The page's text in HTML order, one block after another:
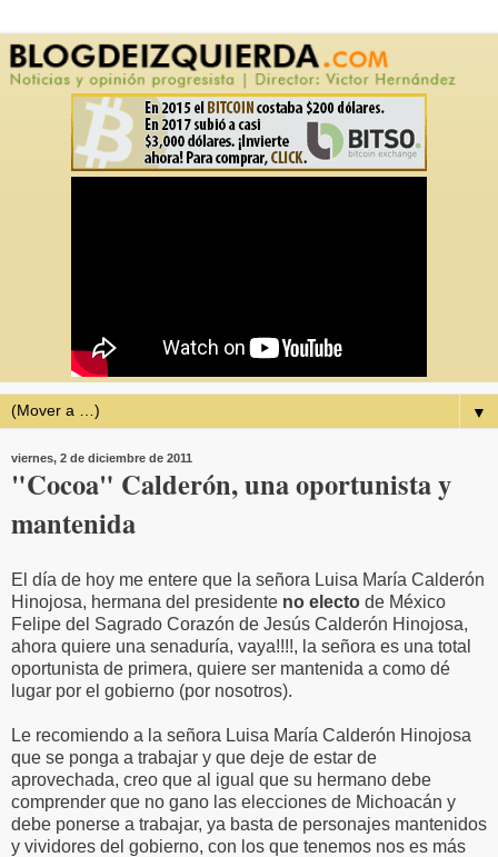
▼
viernes, 2 de diciembre de 2011
"Cocoa" Calderón, una oportunista y
mantenida
El día de hoy me entere que la señora Luisa María Calderón
Hinojosa, hermana del presidente no electo de México
Felipe del Sagrado Corazón de Jesús Calderón Hinojosa,
ahora quiere una senaduría, vaya!!!!, la señora es una total
oportunista de primera, quiere ser mantenida a como dé
lugar por el gobierno (por nosotros).
Le recomiendo a la señora Luisa María Calderón Hinojosa
que se ponga a trabajar y que deje de estar de
aprovechada, creo que al igual que su hermano debe
comprender que no gano las elecciones de Michoacán y
debe ponerse a trabajar, ya basta de personajes mantenidos
y vividores del gobierno, con los que tenemos nos es más